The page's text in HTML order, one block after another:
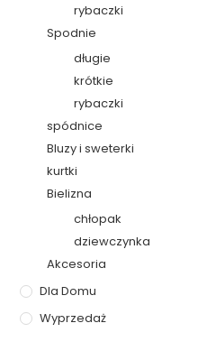
rybaczki
Spodnie
długie
krótkie
rybaczki
spódnice
Bluzy i sweterki
kurtki
Bielizna
chłopak
dziewczynka
Akcesoria
Dla Domu
Wyprzedaż